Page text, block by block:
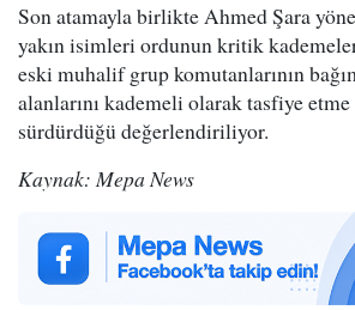
Son atamayla birlikte Ahmed Şara
yakın isimleri ordunun kritik
eski muhalif grup komutanlarının
alanlarını kademeli olarak tasfiye
sürdürdüğü değerlendiriliyor.
Kaynak: Mepa News